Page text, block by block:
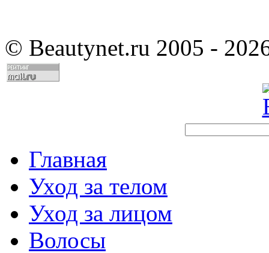
© Beautynet.ru 2005 -
Главная
Уход за телом
Уход за лицом
Волосы